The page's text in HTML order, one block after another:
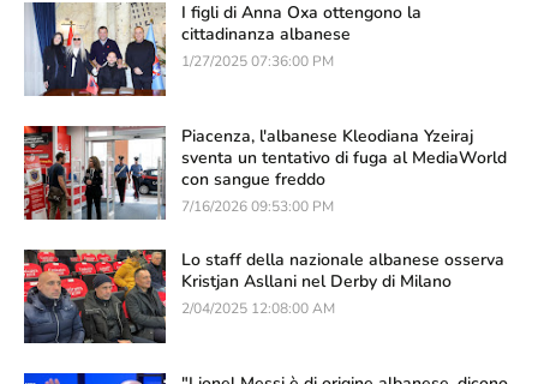
I figli di Anna Oxa ottengono la
cittadinanza albanese
1/27/2025 07:36:00 PM
Piacenza, l'albanese Kleodiana Yzeiraj
sventa un tentativo di fuga al MediaWorld
con sangue freddo
7/16/2026 09:53:00 PM
Lo staff della nazionale albanese osserva
Kristjan Asllani nel Derby di Milano
2/04/2025 12:08:00 AM